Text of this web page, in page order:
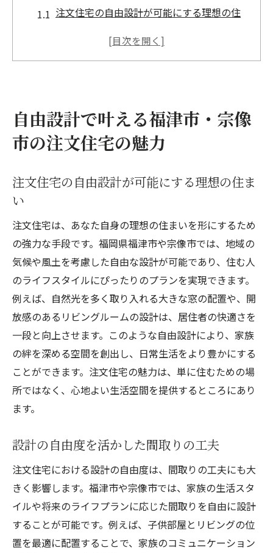
注文住宅の自由設計が可能にする理想の住
設計の自由度を活かした間取りの工夫
ライフスタイルに合わせた空間のカスタマ
イズ
注文住宅ならではの個性を表現する方法
地域特性を活かした福津市での注文住宅の素材
地元の素材を取り入れた住宅の魅力
福津市の気候に適した素材選びのポイント
エコフレンドリーな素材選びの重要性
地域特性を活かした耐久性のある素材
地元の職人が手掛ける特別な素材の魅力
注文住宅に適した最新の建材情報
宗像市の注文住宅で理想のライフスタイルを実
現する方法
ライフスタイルに合った住宅設計の重要性
家族のための快適な住まいの提案
ライフスタイルに応じた機能的な間取り
将来を見据えた持続可能な住宅設計
福津市での注文住宅の設計自由度とその可能性
自由な間取り設計で実現する快適な住まい
自由設計で叶える福津市・宗像
市の注文住宅の魅力
注文住宅の自由設計が可能にする理想の住ま
い
注文住宅は、あなた自身の理想の住まいを形にするため
の強力な手段です。福岡県福津市や宗像市では、地域の
気候や風土を考慮した自由な設計が可能であり、住む人
のライフスタイルにぴったりのプランを実現できます。
例えば、自然光を多く取り入れる大きな窓の配置や、開
放感のあるリビングルームの設計は、居住者の快適さを
一段と向上させます。このような自由設計により、家族
の絆を深める空間を創出し、日常生活をより豊かにする
ことができます。注文住宅の魅力は、単に住むための場
所ではなく、心地よい生活空間を提供するところにあり
ます。
設計の自由度を活かした間取りの工夫
注文住宅における設計の自由度は、間取りの工夫にも大
きく影響します。福津市や宗像市では、家族の生活スタ
イルや将来のライフプランに応じた間取りを自由に設計
することが可能です。例えば、子供部屋とリビングの位
置を最適に配置することで、家族のコミュニケーション